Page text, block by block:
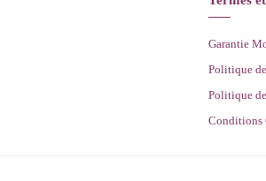
Garantie
Politique
Politique
Conditions